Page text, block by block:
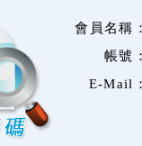
會員名稱
帳號
E-Mail